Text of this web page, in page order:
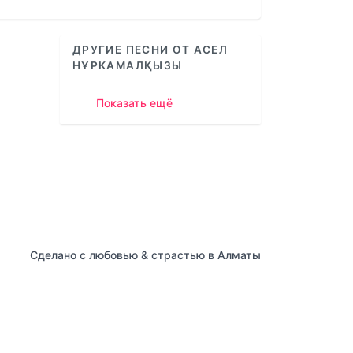
decrease
ДРУГИЕ ПЕСНИ ОТ АСЕЛ
НҰРКАМАЛҚЫЗЫ
Показать ещё
Сделано с любовью & страстью в Алматы